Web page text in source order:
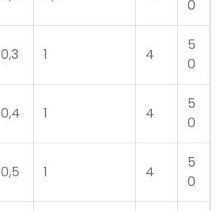
0
0,3 1 4
5
0
0,4 1 4
5
0
0,5 1 4
5
0